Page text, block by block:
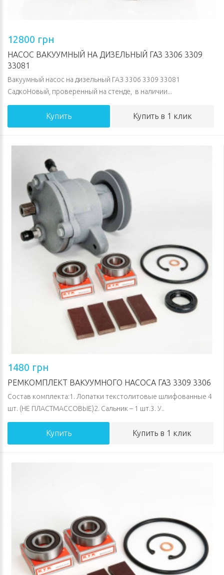
12800 грн
НАСОС ВАКУУМНЫЙ НА ДИЗЕЛЬНЫЙ ГАЗ 3306 3309
33081
Вакуумный насос на дизельный ГАЗ 3306 3309 33081
СадкоНовый, проверенный на стенде, в наличии...
Купить Купить в 1 клик
1480 грн
РЕМКОМПЛЕКТ ВАКУУМНОГО НАСОСА ГАЗ 3309 3306
Состав комплекта:1. Лопатки текстолитовые шлифованные 4
шт. (НЕ ПЛАСТМАССОВЫЕ)2. Сальник – 1 шт.3. У..
Купить Купить в 1 клик